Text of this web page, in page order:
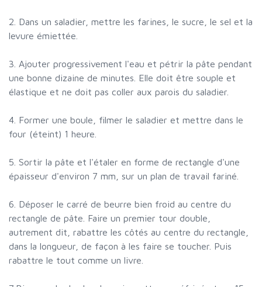
2. Dans un saladier, mettre les farines, le sucre, le sel et la
levure émiettée.
3. Ajouter progressivement l'eau et pétrir la pâte pendant
une bonne dizaine de minutes. Elle doit être souple et
élastique et ne doit pas coller aux parois du saladier.
4. Former une boule, filmer le saladier et mettre dans le
four (éteint) 1 heure.
5. Sortir la pâte et l'étaler en forme de rectangle d'une
épaisseur d'environ 7 mm, sur un plan de travail fariné.
6. Déposer le carré de beurre bien froid au centre du
rectangle de pâte. Faire un premier tour double,
autrement dit, rabattre les côtés au centre du rectangle,
dans la longueur, de façon à les faire se toucher. Puis
rabattre le tout comme un livre.